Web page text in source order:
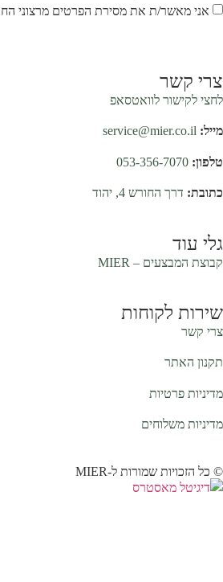
אני מאשר/ת את מסירת הפרטים מרצוני
צרי קשר
לחצי לקישור לוואטסאפ
מייל: service@mier.co.il
טלפון: 053-356-7070
כתובת: דרך החורש 4, יהוד
גלי עוד
קבוצת המבצעים – MIER
שירות לקוחות
צרי קשר
תקנון האתר
מדיניות פרטיות
מדיניות משלוחים
© כל הזכויות שמורות ל-MIER